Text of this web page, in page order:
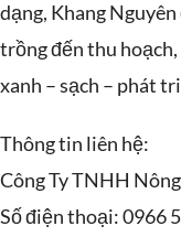
dạng, Khang
trồng đến thu
xanh – sạch – phát
Thông tin liên hệ:
Công Ty TNHH
Số điện thoại: 0966